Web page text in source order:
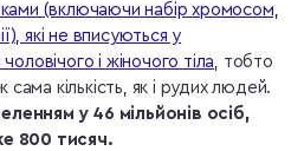
(включаючи набір хромосом,
які не вписуються у
і жіночого тіла, тобто
кількість, як і рудих людей.
у 46 мільйонів осіб,
800 тисяч.